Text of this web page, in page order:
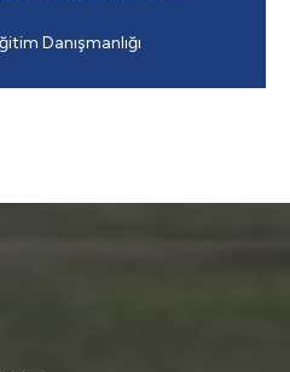
Danışmanlığı